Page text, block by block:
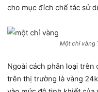
cho mục đích chế tác sử
Một chỉ vàng
Ngoài cách phân loại
trên thị trường là vàng